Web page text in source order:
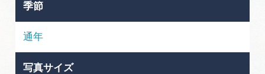
動画ライブラリー
季節
通年
写真サイズ